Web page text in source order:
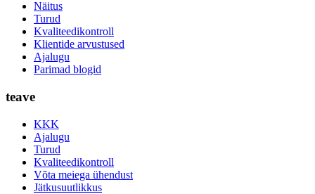
Näitus
Turud
Kvaliteedikontroll
Klientide arvustused
Ajalugu
Parimad blogid
teave
KKK
Ajalugu
Turud
Kvaliteedikontroll
Võta meiega ühendust
Jätkusuutlikkus